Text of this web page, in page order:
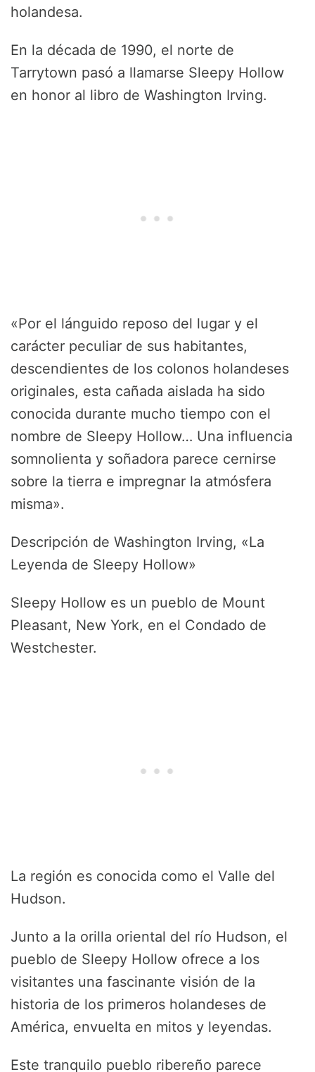
holandesa.
En la década de 1990, el norte de
Tarrytown pasó a llamarse Sleepy Hollow
en honor al libro de Washington Irving.
«Por el lánguido reposo del lugar y el
carácter peculiar de sus habitantes,
descendientes de los colonos holandeses
originales, esta cañada aislada ha sido
conocida durante mucho tiempo con el
nombre de Sleepy Hollow… Una influencia
somnolienta y soñadora parece cernirse
sobre la tierra e impregnar la atmósfera
misma».
Descripción de Washington Irving, «La
Leyenda de Sleepy Hollow»
Sleepy Hollow es un pueblo de Mount
Pleasant, New York, en el Condado de
Westchester.
La región es conocida como el Valle del
Hudson.
Junto a la orilla oriental del río Hudson, el
pueblo de Sleepy Hollow ofrece a los
visitantes una fascinante visión de la
historia de los primeros holandeses de
América, envuelta en mitos y leyendas.
Este tranquilo pueblo ribereño parece